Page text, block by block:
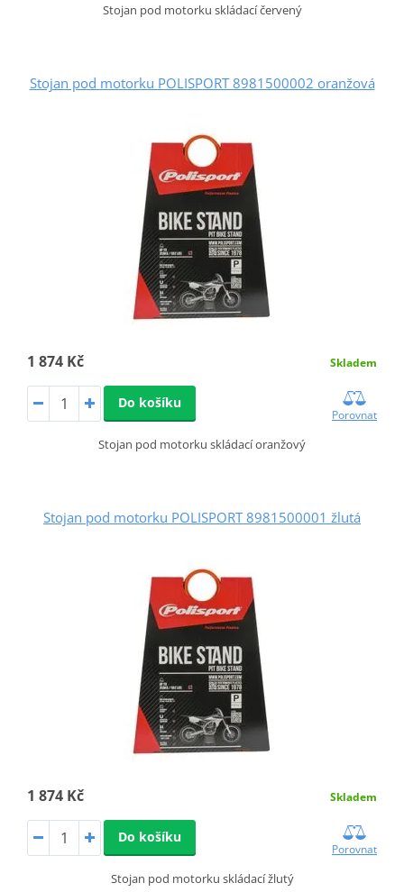
Stojan pod motorku skládací červený
Stojan pod motorku POLISPORT 8981500002 oranžová
1 874 Kč Skladem
Do košíku
Porovnat
Stojan pod motorku skládací oranžový
Stojan pod motorku POLISPORT 8981500001 žlutá
1 874 Kč Skladem
Do košíku
Porovnat
Stojan pod motorku skládací žlutý